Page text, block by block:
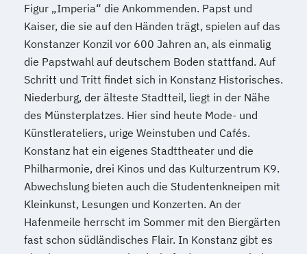
Figur „Imperia“ die Ankommenden. Papst und
Kaiser, die sie auf den Händen trägt, spielen auf das
Konstanzer Konzil vor 600 Jahren an, als einmalig
die Papstwahl auf deutschem Boden stattfand. Auf
Schritt und Tritt findet sich in Konstanz Historisches.
Niederburg, der älteste Stadtteil, liegt in der Nähe
des Münsterplatzes. Hier sind heute Mode- und
Künstlerateliers, urige Weinstuben und Cafés.
Konstanz hat ein eigenes Stadttheater und die
Philharmonie, drei Kinos und das Kulturzentrum K9.
Abwechslung bieten auch die Studentenkneipen mit
Kleinkunst, Lesungen und Konzerten. An der
Hafenmeile herrscht im Sommer mit den Biergärten
fast schon südländisches Flair. In Konstanz gibt es